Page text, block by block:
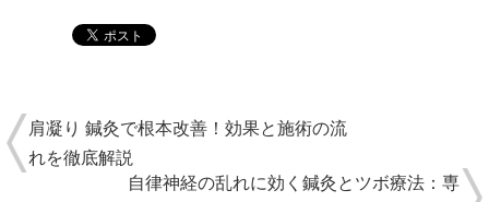
施術の流れ
お客様の声
医学部教授・アスリート・専門家からの推薦状